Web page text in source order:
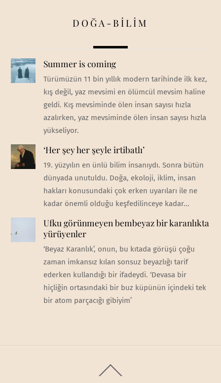
DOĞA-BİLİM
Summer is coming
Türümüzün 11 bin yıllık modern tarihinde ilk kez,
kış değil, yaz mevsimi en ölümcül mevsim haline
geldi. Kış mevsiminde ölen insan sayısı hızla
azalırken, yaz mevsiminde ölen insan sayısı hızla
yükseliyor.
‘Her şey her şeyle irtibatlı’
19. yüzyılın en ünlü bilim insanıydı. Sonra bütün
dünyada unutuldu. Doğa, ekoloji, iklim, insan
hakları konusundaki çok erken uyarıları ile ne
kadar önemli olduğu keşfedilinceye kadar...
Ufku görünmeyen bembeyaz bir karanlıkta
yürüyenler
‘Beyaz Karanlık’, onun, bu kıtada görüşü çoğu
zaman imkansız kılan sonsuz beyazlığı tarif
ederken kullandığı bir ifadeydi. ‘Devasa bir
hiçliğin ortasındaki bir buz küpünün içindeki tek
bir atom parçacığı gibiyim’
To